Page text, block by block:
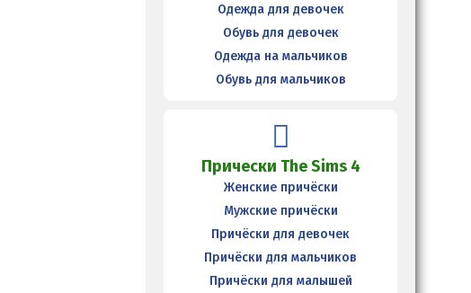
Одежда для девочек
Обувь для девочек
Одежда на мальчиков
Обувь для мальчиков
Прически The Sims 4
Женские причёски
Мужские причёски
Причёски для девочек
Причёски для мальчиков
Причёски для малышей